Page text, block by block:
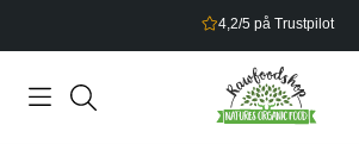
Bonus på allt du handlar